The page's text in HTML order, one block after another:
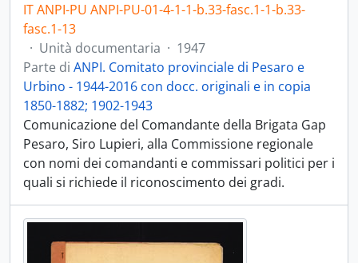
IT ANPI-PU ANPI-PU-01-4-1-1-b.33-fasc.1-1-b.33-
fasc.1-13
· Unità documentaria · 1947
Parte di ANPI. Comitato provinciale di Pesaro e
Urbino - 1944-2016 con docc. originali e in copia
1850-1882; 1902-1943
Comunicazione del Comandante della Brigata Gap
Pesaro, Siro Lupieri, alla Commissione regionale
con nomi dei comandanti e commissari politici per i
quali si richiede il riconoscimento dei gradi.